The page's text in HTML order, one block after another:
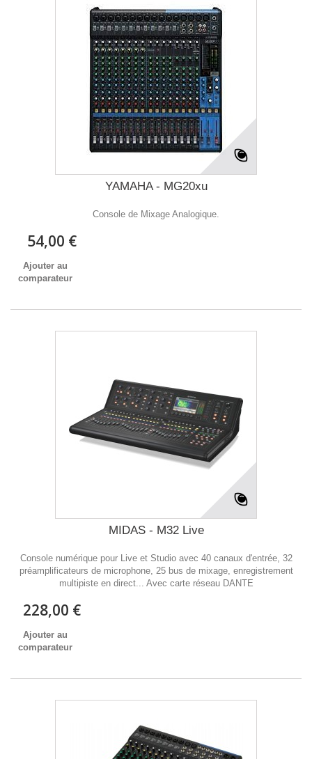
YAMAHA - MG20xu
Console de Mixage Analogique.
54,00 €
Ajouter au
comparateur
MIDAS - M32 Live
Console numérique pour Live et Studio avec 40 canaux d'entrée, 32
préamplificateurs de microphone, 25 bus de mixage, enregistrement
multipiste en direct... Avec carte réseau DANTE
228,00 €
Ajouter au
comparateur